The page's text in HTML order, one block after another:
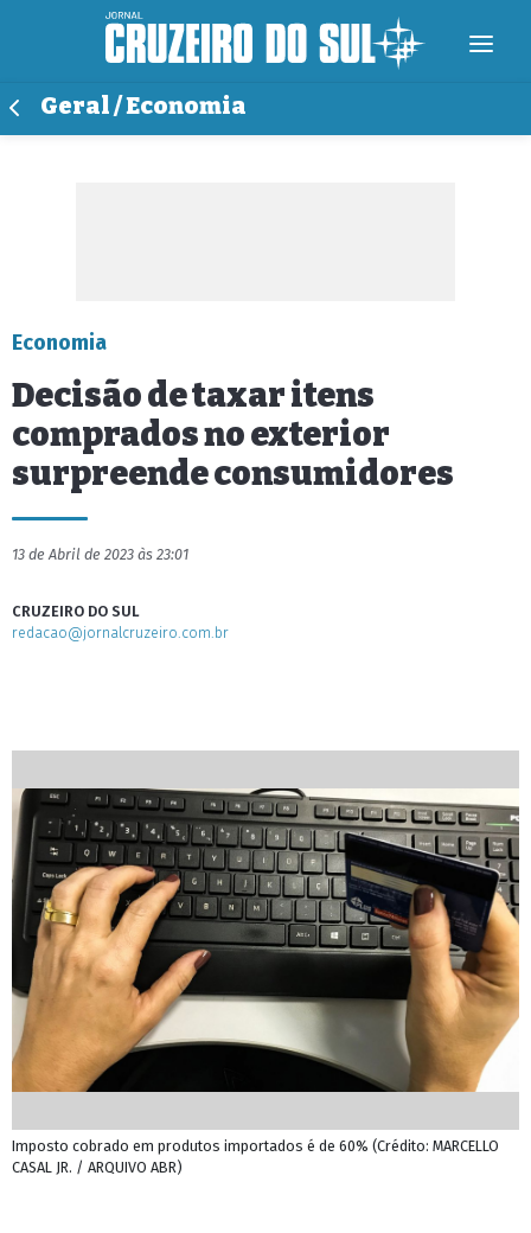
Geral / Economia
Economia
Decisão de taxar itens
comprados no exterior
surpreende consumidores
13 de Abril de 2023 às 23:01
CRUZEIRO DO SUL
redacao@jornalcruzeiro.com.br
Imposto cobrado em produtos importados é de 60% (Crédito: MARCELLO
CASAL JR. / ARQUIVO ABR)